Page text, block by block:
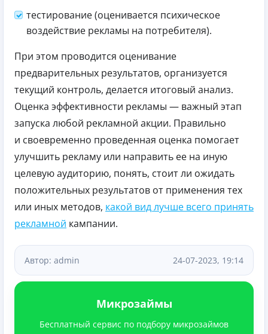
тестирование (оценивается психическое
воздействие рекламы на потребителя).
При этом проводится оценивание
предварительных результатов, организуется
текущий контроль, делается итоговый анализ.
Оценка эффективности рекламы — важный этап
запуска любой рекламной акции. Правильно
и своевременно проведенная оценка помогает
улучшить рекламу или направить ее на иную
целевую аудиторию, понять, стоит ли ожидать
положительных результатов от применения тех
или иных методов, какой вид лучше всего принять
рекламной кампании.
Автор: admin 24-07-2023, 19:14
Микрозаймы
Бесплатный сервис по подбору микрозаймов